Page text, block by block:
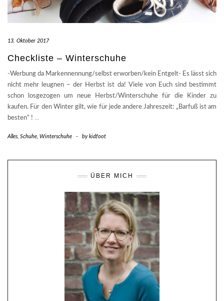
13. Oktober 2017
Checkliste – Winterschuhe
-Werbung da Markennennung/selbst erworben/kein Entgelt- Es lässt sich
nicht mehr leugnen – der Herbst ist da! Viele von Euch sind bestimmt
schon losgezogen um neue Herbst/Winterschuhe für die Kinder zu
kaufen. Für den Winter gilt, wie für jede andere Jahreszeit: „Barfuß ist am
besten“ ! …
Alles, Schuhe, Winterschuhe - bykidfoot
ÜBER MICH